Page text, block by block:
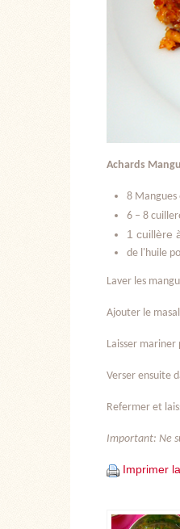
Achards
8 Mangues
6 – 8
1 cuillère
de l'huile
Laver les
Ajouter le
Laisser
Verser ensuite
Refermer et
Important: Ne
Imprimer